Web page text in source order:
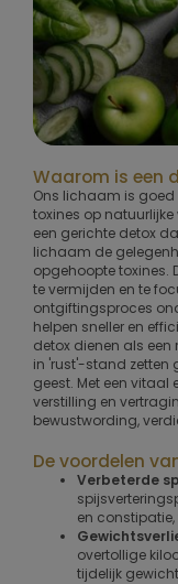
Waarom is een
Ons lichaam is
toxines op
een gerichte detox
lichaam de
opgehoopte toxines.
te vermijden en te
ontgiftingsproces
helpen sneller en
detox dienen als een
in 'rust'-stand zetten
geest. Met een vitaal
verstilling en
bewustwording,
De voordelen
Verbeterde
en
overtollige
tijdelijk